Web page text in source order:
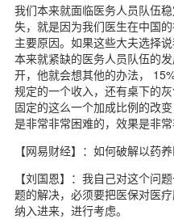
我们本来就面临医务人员队伍
失，就是因为我们医生在中国
主要原因。如果这些大夫选择
本来就紧缺的医务人员队伍的
开，他就会想其他的办法，
规定的一个收入，还有桌下的
固定的这么一个加成比例的改
是非常非常困难的，效果是非常
【网易财经】：如何破解以药养
【刘国恩】：我自己对这个问
题的解决，必须要把医保对医
纳入进来，进行考虑。